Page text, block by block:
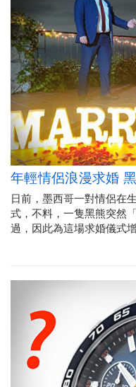
年輕情侶浪漫求婚
日前，墨西哥一對情侶在
式，不料，一隻黑熊突然
過，因此為這場求婚儀式